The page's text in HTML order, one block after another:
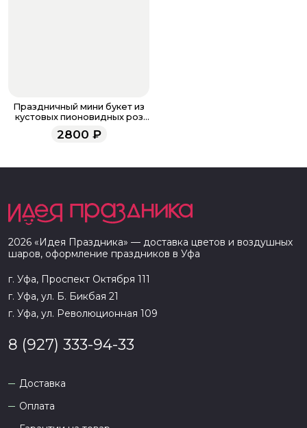
Праздничный мини букет из
кустовых пионовидных роз
"Жизель"
2800 ₽
2026 «Идея Праздника» — доставка цветов и воздушных
шаров, оформление праздников в Уфа
г. Уфа, Проспект Октября 111
г. Уфа, ул. Б. Бикбая 21
г. Уфа, ул. Революционная 109
8 (927) 333-94-33
Доставка
Оплата